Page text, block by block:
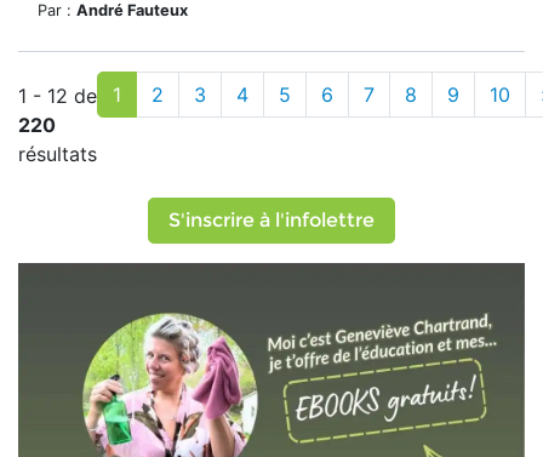
Par : André Fauteux
1 - 12 de
220
résultats
1 2 3 4 5 6 7 8 9 10
S'inscrire à l'infolettre